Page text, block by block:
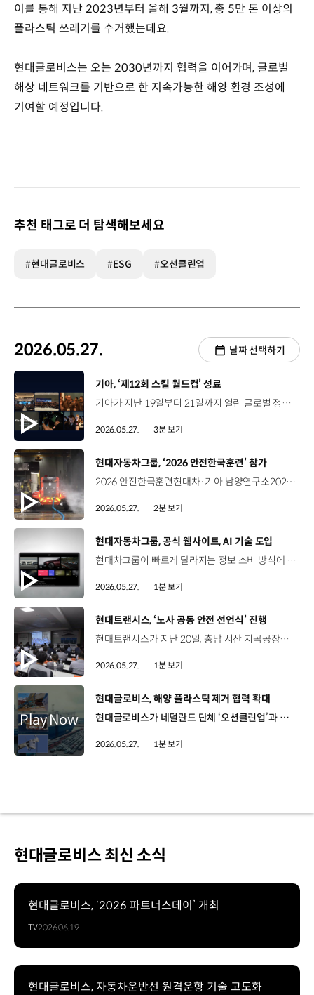
이를 통해 지난 2023년부터 올해 3월까지, 총 5만 톤 이상의
플라스틱 쓰레기를 수거했는데요.
현대글로비스는 오는 2030년까지 협력을 이어가며, 글로벌
해상 네트워크를 기반으로 한 지속가능한 해양 환경 조성에
기여할 예정입니다.
추천 태그로 더 탐색해보세요
#현대글로비스 #ESG #오션클린업
2026.05.27. 날짜 선택하기
[동영상]
기아, ‘제12회 스킬 월드컵’ 성료
기아가 지난 19일부터 21일까지 열린 글로벌 정비 기술 경진대회, ‘제12회 기아 스킬 월드컵’을 성황리에 마무리했습니다. 스킬 월드컵은 지난 2002년부터 해외 우수 정비사 발굴 및 정비 기술력 향상을 위해 2년마다 개최되고 있는데요. 소피텔 앰배서더 서울 및 기아 오산교육센터 등에서 진행된 이번 행사에는 각국 예선을 통해 선발된 40개국 42명의 대표 정비사가 참가해 실력을 겨뤘습니다. 칸타라주 라마크리슈나 정비사 / Kia India스킬 월드컵 참가를 위해 처음으로 한국을 찾았는데 정말 기대됩니다. 인도에서 충분히 연습하고 준비해온 만큼 자신감 있게 대회에 임하려고 합니다. 이번 대회에서는 엔진, 섀시, 전장에 대한 정비 이론 필기시험은 물론, 차량 및 단품 종합평가 실기 시험이 함께 치러졌는데요. 특히 올해는 필기 문항에 EV 관련 평가 항목을 최초로 도입하고, 실기 평가 대상 차종을 확대하는 등 전동화 시대에 걸맞은 기술 경쟁력 강화에 나섰습니다. 이번 행사에서는 영국의 톰 샤플스 정비사가 금상을 수상한 것을 비롯해, 총 12명의 정비사가 각각 은상과 동상, 장려상을 수상했습니다. 톰 샤플스 정비사 / Kia UK이번 대회에 참가할 수 있었던 것만으로도 정말 큰 자부심을 느낍니다. 한 주 동안 뜻깊은 시간을 보냈고, 기대 이상의 성과까지 거둘 수 있어 더욱 기쁩니다. 영국에 있는 딜러사에서 많은 지원을 해준 덕분에 다양한 진단 작업을 경험하며 실력을 키울 수 있었습니다. 전 세계 기아 정비사 여러분, 앞으로도 늘 배우는 자세로 최대한 많은 것을 익히고, 스스로의 한계를 계속 넘어가길 바랍니다. 아울러 기아는 참가자들을 대상으로 한국 문화를 체험할 수 있는 프로그램을 제공해 큰 호응을 얻었는데요. 데이비드 웨스턴 참관인 / Kia UK한국 음식도 정말 맛있고 사람들도 친절해서 인상 깊었습니다. 참가자들이 단순히 경쟁만 하는 것이 아니라 대회를 함께 즐기며 친구를 사귀고 서로 교류할 수 있었다는 점도 좋았습니다. 그런 경험들이 각자의 커리어에서 더 큰 동기와 자신감으로 이어질 거라고 생각합니다. 기아는 앞으로도 전동화 시대에 부합하는 정비 역량을 강화하고, 고객에게 한층 향상된 서비스 경험을 제공할 예정입니다. 정비사(기아 스킬 월드컴 참가자 일동) Kia! Skill World Cup!
2026.05.27. 3분 보기
[동영상]
현대자동차그룹, ‘2026 안전한국훈련’ 참가
2026 안전한국훈련현대차·기아 남양연구소2026년 5월 21일(목) 화성시 주관 남양연구소에서 진행된 ‘2026 안전한국훈련’ 재난 상황을 가정한 대규모 민관 합동 훈련 현대차그룹, 화성시청, 화성소방서 등 민관 11개 기관 150여 명 참석 훈련 시나리오 - 지진으로 인한 건물 붕괴, 위험물 누출 등 복합 재난 상황 발생 지진 경보를 접수한 사내 소방대가 도착하여 인명 구조를 준비하고 있습니다. 남양연구소 - 자위소방대의 초기대응 후 도착한 화성소방서 관통형 전기차 화재 진압 장비 ‘EV 드릴 랜스’ 활용해 전기버스 화재에 대응 EV 드릴 랜스 - 배터리 팩에 구멍을 뚫고 직접 물을 분사하는 장비 이번 훈련의 또 다른 주인공 지난 2월, 소방청에 기증한 차세대 화재 대응 모빌리티 설루션 ‘무인소방로봇’ 지진으로 붕괴 우려가 있는 건물에 진입 소방관후진 소방관다시 앞으로 조금만 갈게요 소방관 (무전으로) 대기. 대기. 대기 무인소방로봇중앙119구조본부 무인소방로봇 차량입니다. 차량 뒤쪽의 호스를 따라가면 탈출구가 있습니다. 화재 진압 및 현장 상황 확인 임무 성공적으로 수행 훈련 과정에서 보여준 ‘무인소방로봇’의 활약 노인호 실장 / 현대차·기아 안전환경관리2실오늘 소방방재 신기술인 ‘무인소방로봇’과 ‘EV 드릴 랜스’ 시연은 미래형 복합 재난을 진압하는 새로운 패러다임을 보여주고 있습니다. 현대차∙기아 남양연구소 역시 사회적 책임감을 다하기 위해 그에 맞는 신기술 적용과 비상대응 체계를 갖추고 임직원의 안전뿐 아니라 시민의 인명피해를 저감할 수 있도록 지속적으로 노력하겠습니다. 공공안전을 위해 유관 기관과 협력을 이어가는 현대차그룹 “사람을 먼저 생각하는 기술로 안전한 재난 대응에 앞장섭니다”
2026.05.27. 2분 보기
[동영상]
현대자동차그룹, 공식 웹사이트, AI 기술 도입
현대차그룹이 빠르게 달라지는 정보 소비 방식에 발맞춰, 공식 웹사이트에 AI 기능을 새롭게 도입했습니다. 먼저, 뉴스 콘텐츠에는 ‘AI 핵심 요약’ 기능을 적용해 본문의 맥락을 짚어주고, 읽는 것을 넘어 들을 수 있는 ‘오디오 콘텐츠’로도 함께 제공해 정보를 접하는 시간과 장소를 확장했습니다. 또한 사용자의 관심사에 따라 관련성이 높은 콘텐츠를 추천하는 ‘스마트 픽’과 생성형 AI가 공식 웹사이트의 정보를 더 정확하게 이해하고 답변에 활용할 수 있도록 ‘GEO’도 도입됐는데요. 직관적인 디자인을 통해, 더 풍성해진 콘텐츠를 쉽게 접근할 수 있도록 해 활용도를 높인 것이 특징입니다. 현대차그룹은 앞으로도 사용자가 필요한 정보를 보다 편리하게 이용할 수 있도록 웹사이트 경험을 지속적으로 발전시켜 나갈 계획입니다.
2026.05.27. 1분 보기
[동영상]
현대트랜시스, ‘노사 공동 안전 선언식’ 진행
현대트랜시스가 지난 20일, 충남 서산 지곡공장에서 ‘노사 공동 안전 선언식’을 개최했습니다. 백철승 대표이사를 비롯해 조윤덕 최고안전책임자 등 노사 임직원 70여 명이 참석한 이번 선언식은, 새롭게 변화하는 노동환경과 정책 속에서 노사가 안전을 위한 협력을 강화하고, 임직원의 안전 의식을 제고하기 위해 마련됐습니다. 노사 대표는 이날, 안전을 경영의 최우선 가치로 삼아 안전·보건 문화 정착에 책임을 다하겠다는 내용의 공동 선언문을 낭독하고, 사내 공모를 통해 선정된 안전 브랜드 마스코트와 슬로건 ‘제로백(Zero Accident, 100% Safety)’도 공개했습니다. 현대트랜시스는 앞으로도 현장의 의견을 반영한 안전 개선 활동을 지속적으로 추진할 계획입니다.
2026.05.27. 1분 보기
[동영상]
현대글로비스, 해양 플라스틱 제거 협력 확대
현대글로비스가 네덜란드 단체 ‘오션클린업’과 협력 파트너십을 연장하고, 해양 플라스틱 쓰레기 제거 활동 지원을 확대합니다. 오션클린업은 강에서 바다로 유입되는 해양 플라스틱 제거 활동 등을 펼치는 글로벌 비영리 단체인데요. 현대글로비스는 2023년 첫 파트너십 이후, 자동차운반선 10척에 ‘ADIS’ 시스템이 적용된 카메라 20대를 설치해 해양 플라스틱 밀집 지역의 위치와 규모 등을 수집해 오션클린업에 제공해 왔습니다. 이를 통해 지난 2023년부터 올해 3월까지, 총 5만 톤 이상의 플라스틱 쓰레기를 수거했는데요. 현대글로비스는 오는 2030년까지 협력을 이어가며, 글로벌 해상 네트워크를 기반으로 한 지속가능한 해양 환경 조성에 기여할 예정입니다.
2026.05.27. 1분 보기
현대글로비스 최신 소식
현대글로비스, ‘2026 파트너스데이’ 개최
TV2026.06.19
현대글로비스, 자동차운반선 원격운항 기술 고도화